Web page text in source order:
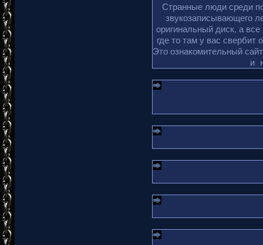
Странные люди среди
звукозаписывающего
оригинальный диск, а
где то там у вас свербит
Это ознакомительный
и